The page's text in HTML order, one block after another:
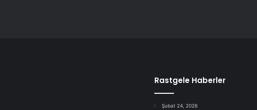
Rastgele Haberler
Şubat 24, 2026